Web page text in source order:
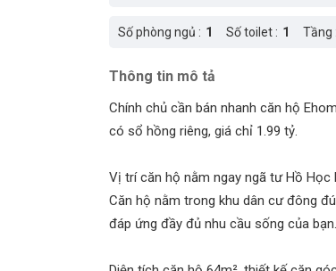
Số phòng ngủ : 1 Số toilet : 1 Tầng :
Thông tin mô tả
Chính chủ cần bán nhanh căn hộ
có sổ hồng riêng, giá chỉ 1.99 tỷ.
Vị trí căn hộ nằm ngay ngã tư Hồ Học
Căn hộ nằm trong khu dân cư đông
đáp ứng đầy đủ nhu cầu sống của bạn.